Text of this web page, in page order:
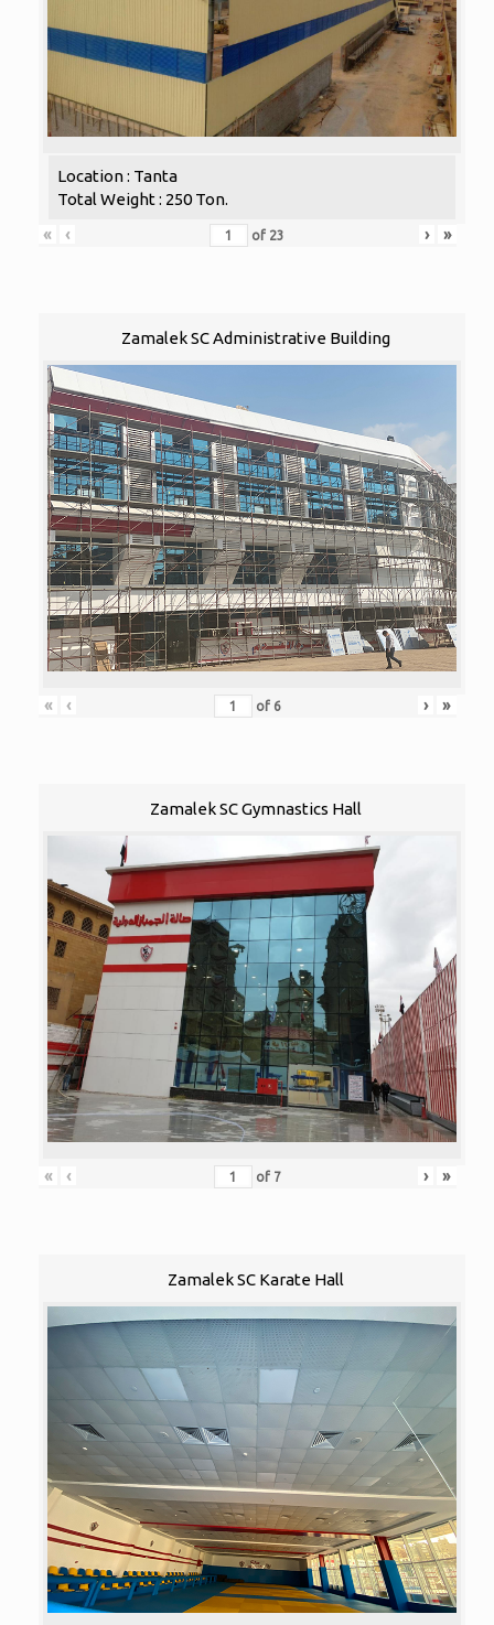
Location : Tanta
Total Weight : 250 Ton.
«
‹ of 23 › »
Zamalek SC Administrative Building
« ‹ of 6 › »
Zamalek SC Gymnastics Hall
« ‹ of 7 › »
Zamalek SC Karate Hall